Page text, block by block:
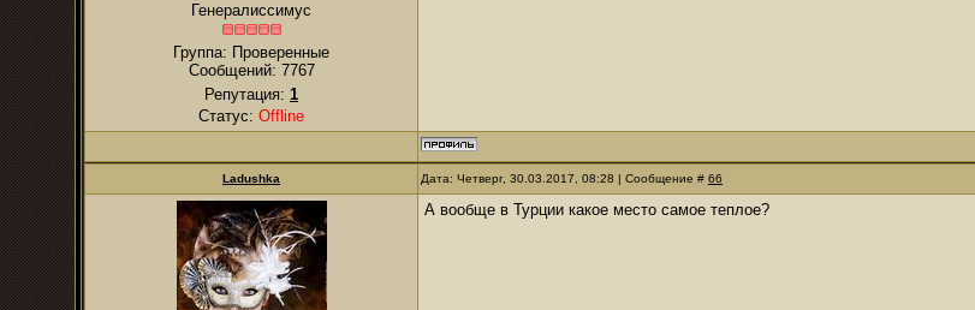
Генералиссимус
Группа: Проверенные
Сообщений: 7767
Репутация: 1
Статус: Offline
Ladushka Дата: Четверг, 30.03.2017, 08:28 | Сообщение # 66
А вообще в Турции какое место самое теплое?